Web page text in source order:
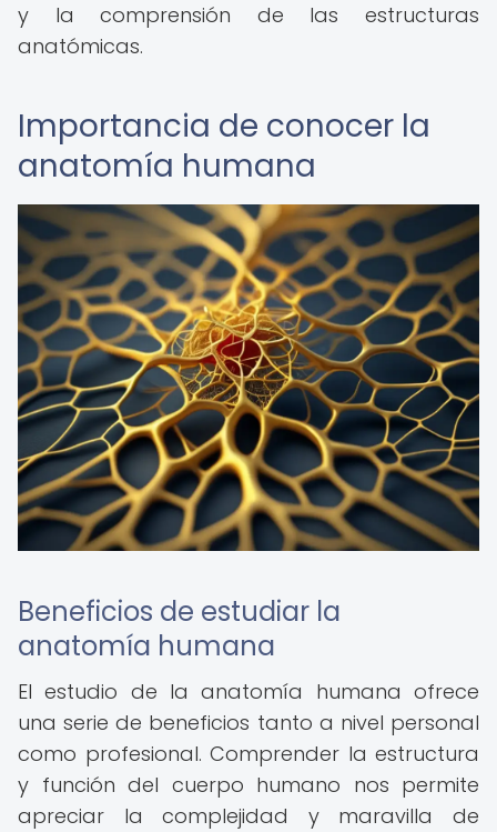
y la comprensión de las estructuras
anatómicas.
Importancia de conocer la
anatomía humana
Beneficios de estudiar la
anatomía humana
El estudio de la anatomía humana ofrece
una serie de beneficios tanto a nivel personal
como profesional. Comprender la estructura
y función del cuerpo humano nos permite
apreciar la complejidad y maravilla de